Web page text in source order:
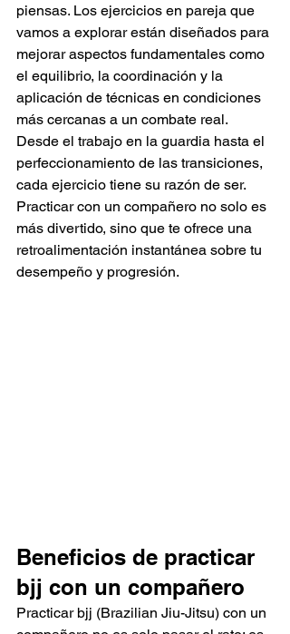
piensas. Los ejercicios en pareja que
vamos a explorar están diseñados para
mejorar aspectos fundamentales como
el equilibrio, la coordinación y la
aplicación de técnicas en condiciones
más cercanas a un combate real.
Desde el trabajo en la guardia hasta el
perfeccionamiento de las transiciones,
cada ejercicio tiene su razón de ser.
Practicar con un compañero no solo es
más divertido, sino que te ofrece una
retroalimentación instantánea sobre tu
desempeño y progresión.
Beneficios de practicar
bjj con un compañero
Practicar bjj (Brazilian Jiu-Jitsu) con un